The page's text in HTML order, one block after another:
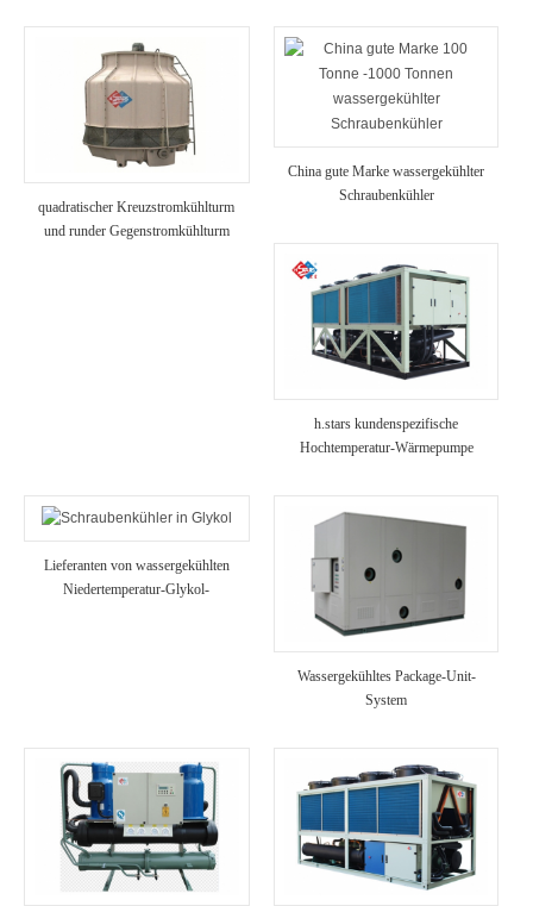
quadratischer Kreuzstromkühlturm
und runder Gegenstromkühlturm
China gute Marke wassergekühlter
Schraubenkühler
h.stars kundenspezifische
Hochtemperatur-Wärmepumpe
Lieferanten von wassergekühlten
Niedertemperatur-Glykol-
Wassergekühltes Package-Unit-
System